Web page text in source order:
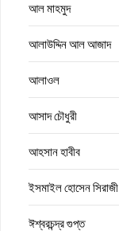
আল মাহমুদ
আলাউদ্দিন আল আজাদ
আলাওল
আসাদ চৌধুরী
আহসান হাবীব
ইসমাইল হোসেন সিরাজী
ঈশ্বরচন্দ্র গুপ্ত